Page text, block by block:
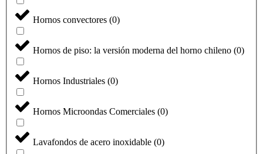
Hornos convectores (0)
Hornos de piso: la versión moderna del horno chileno (0)
Hornos Industriales (0)
Hornos Microondas Comerciales (0)
Lavafondos de acero inoxidable (0)